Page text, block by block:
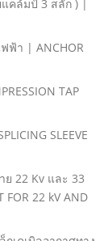
คล้มป์ 3 สลัก ) |
ฟ้า | ANCHOR
TAP
SLEEVE
ย 22 Kv และ 33
FOR 22 kV AND